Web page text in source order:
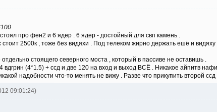
про фен2 и 6 ядер . 6 ядер - достойный для свп камень .
2500к , тоже без видяхи . Под телеком жирно держать ешё и
стоящего северного моста , который в пассиве не оставишь .
вдгрин (4*1.5) + ссд и две 120 на вход и выход ВСЁ . Никакое айпитв
надобности что-то менять не вижу . Разве что прикупить второй ссд
09:01:24)